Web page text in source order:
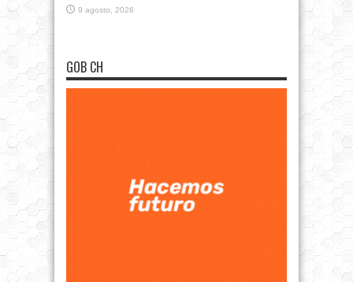
9 agosto, 2026
GOB CH